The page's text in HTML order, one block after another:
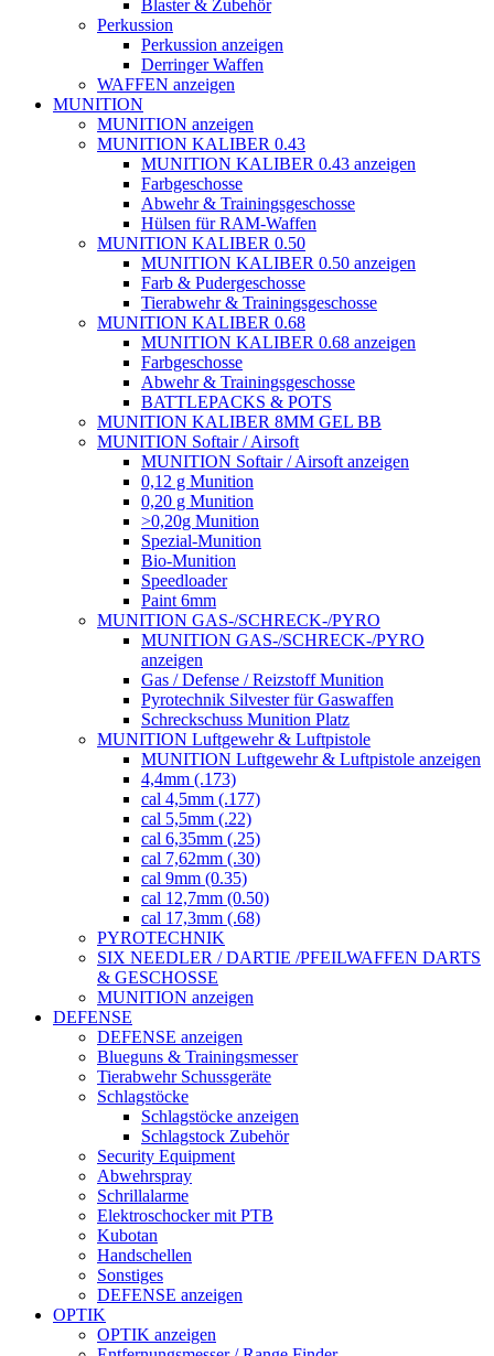
Blaster & Zubehör
Perkussion
Perkussion anzeigen
Derringer Waffen
WAFFEN anzeigen
MUNITION
MUNITION anzeigen
MUNITION KALIBER 0.43
MUNITION KALIBER 0.43 anzeigen
Farbgeschosse
Abwehr & Trainingsgeschosse
Hülsen für RAM-Waffen
MUNITION KALIBER 0.50
MUNITION KALIBER 0.50 anzeigen
Farb & Pudergeschosse
Tierabwehr & Trainingsgeschosse
MUNITION KALIBER 0.68
MUNITION KALIBER 0.68 anzeigen
Farbgeschosse
Abwehr & Trainingsgeschosse
BATTLEPACKS & POTS
MUNITION KALIBER 8MM GEL BB
MUNITION Softair / Airsoft
MUNITION Softair / Airsoft anzeigen
0,12 g Munition
0,20 g Munition
>0,20g Munition
Spezial-Munition
Bio-Munition
Speedloader
Paint 6mm
MUNITION GAS-/SCHRECK-/PYRO
MUNITION GAS-/SCHRECK-/PYRO
anzeigen
Gas / Defense / Reizstoff Munition
Pyrotechnik Silvester für Gaswaffen
Schreckschuss Munition Platz
MUNITION Luftgewehr & Luftpistole
MUNITION Luftgewehr & Luftpistole anzeigen
4,4mm (.173)
cal 4,5mm (.177)
cal 5,5mm (.22)
cal 6,35mm (.25)
cal 7,62mm (.30)
cal 9mm (0.35)
cal 12,7mm (0.50)
cal 17,3mm (.68)
PYROTECHNIK
SIX NEEDLER / DARTIE /PFEILWAFFEN DARTS
& GESCHOSSE
MUNITION anzeigen
DEFENSE
DEFENSE anzeigen
Blueguns & Trainingsmesser
Tierabwehr Schussgeräte
Schlagstöcke
Schlagstöcke anzeigen
Schlagstock Zubehör
Security Equipment
Abwehrspray
Schrillalarme
Elektroschocker mit PTB
Kubotan
Handschellen
Sonstiges
DEFENSE anzeigen
OPTIK
OPTIK anzeigen